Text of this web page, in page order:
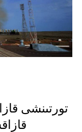
تورتىنشى